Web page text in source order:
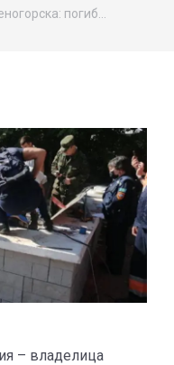
погиб…
– владелица